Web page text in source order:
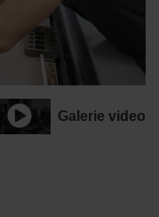
Galerie video